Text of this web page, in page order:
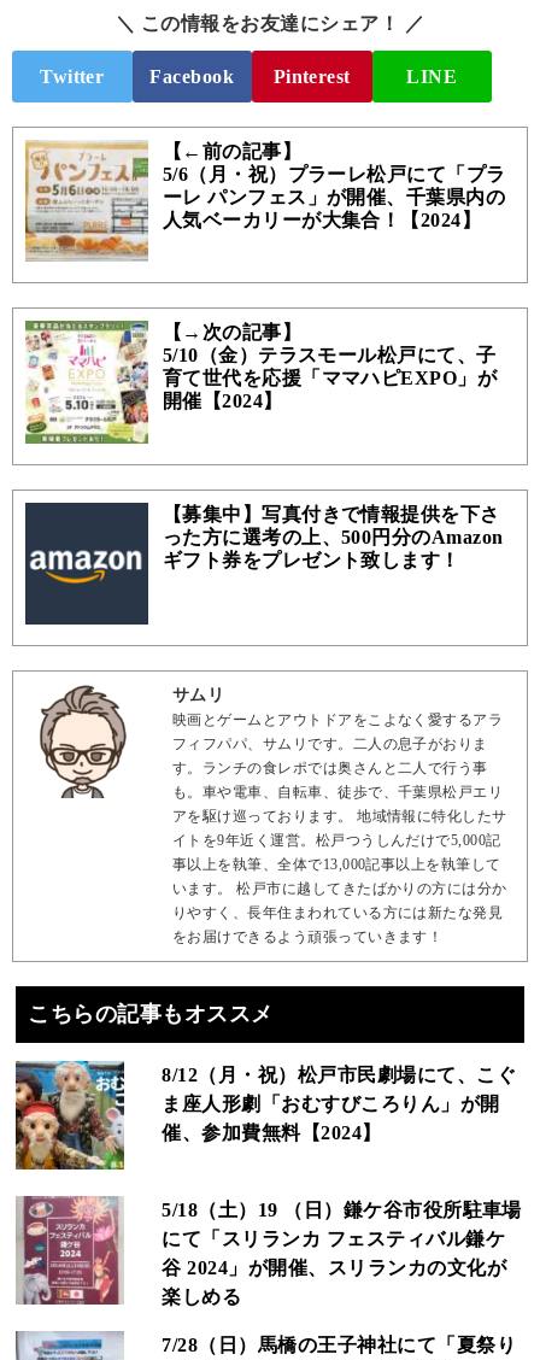
＼ この情報をお友達にシェア！ ／
Twitter Facebook Pinterest LINE
【←前の記事】
5/6（月・祝）プラーレ松戸にて「プラ
ーレ パンフェス」が開催、千葉県内の
人気ベーカリーが大集合！【2024】
【→次の記事】
5/10（金）テラスモール松戸にて、子
育て世代を応援「ママハピEXPO」が
開催【2024】
【募集中】写真付きで情報提供を下さ
った方に選考の上、500円分のAmazon
ギフト券をプレゼント致します！
サムリ
映画とゲームとアウトドアをこよなく愛するアラ
フィフパパ、サムリです。二人の息子がおりま
す。ランチの食レポでは奥さんと二人で行う事
も。車や電車、自転車、徒歩で、千葉県松戸エリ
アを駆け巡っております。 地域情報に特化したサ
イトを9年近く運営。松戸つうしんだけで5,000記
事以上を執筆、全体で13,000記事以上を執筆して
います。 松戸市に越してきたばかりの方には分か
りやすく、長年住まわれている方には新たな発見
をお届けできるよう頑張っていきます！
こちらの記事もオススメ
8/12（月・祝）松戸市民劇場にて、こぐ
ま座人形劇「おむすびころりん」が開
催、参加費無料【2024】
5/18（土）19 （日）鎌ケ谷市役所駐車場
にて「スリランカ フェスティバル鎌ケ
谷 2024」が開催、スリランカの文化が
楽しめる
7/28（日）馬橋の王子神社にて「夏祭り